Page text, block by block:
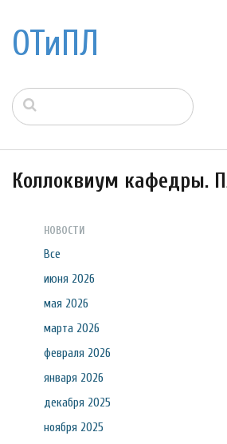
ОТиПЛ
Коллоквиум кафедры.
НОВОСТИ
Все
июня 2026
мая 2026
марта 2026
февраля 2026
января 2026
декабря 2025
ноября 2025